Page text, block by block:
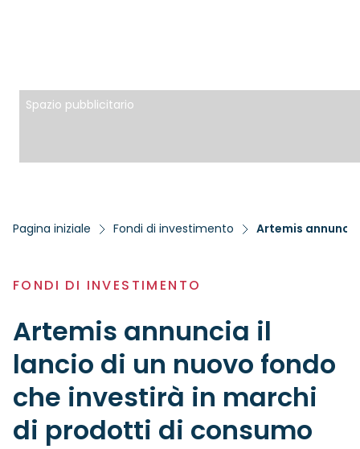
Spazio pubblicitario
Pagina iniziale Fondi di investimento Artemis
FONDI DI INVESTIMENTO
Artemis annuncia il
lancio di un nuovo fondo
che investirà in marchi
di prodotti di consumo